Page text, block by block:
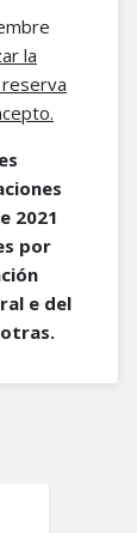
la
2021
por
e del